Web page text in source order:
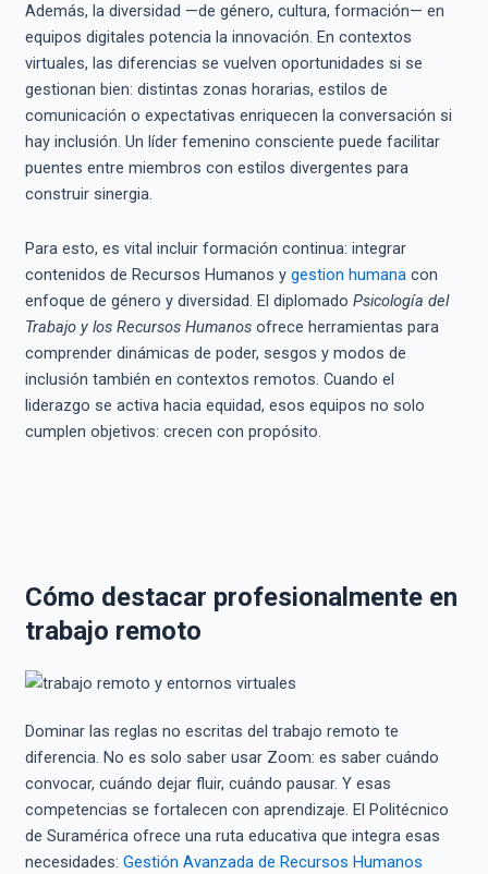
Además, la diversidad —de género, cultura, formación— en
equipos digitales potencia la innovación. En contextos
virtuales, las diferencias se vuelven oportunidades si se
gestionan bien: distintas zonas horarias, estilos de
comunicación o expectativas enriquecen la conversación si
hay inclusión. Un líder femenino consciente puede facilitar
puentes entre miembros con estilos divergentes para
construir sinergia.
Para esto, es vital incluir formación continua: integrar
contenidos de Recursos Humanos y gestion humanacon
enfoque de género y diversidad. El diplomado Psicología del
Trabajo y los Recursos Humanosofrece herramientas para
comprender dinámicas de poder, sesgos y modos de
inclusión también en contextos remotos. Cuando el
liderazgo se activa hacia equidad, esos equipos no solo
cumplen objetivos: crecen con propósito.
Cómo destacar profesionalmente en
trabajo remoto
Dominar las reglas no escritas del trabajo remoto te
diferencia. No es solo saber usar Zoom: es saber cuándo
convocar, cuándo dejar fluir, cuándo pausar. Y esas
competencias se fortalecen con aprendizaje. El Politécnico
de Suramérica ofrece una ruta educativa que integra esas
necesidades: Gestión Avanzada de Recursos Humanos